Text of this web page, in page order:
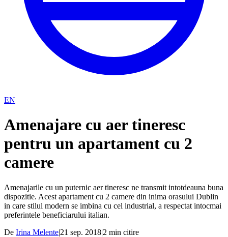
EN
Amenajare cu aer tineresc
pentru un apartament cu 2
camere
Amenajarile cu un puternic aer tineresc ne transmit intotdeauna buna
dispozitie. Acest apartament cu 2 camere din inima orasului Dublin
in care stilul modern se imbina cu cel industrial, a respectat intocmai
preferintele beneficiarului italian.
De Irina Melente|21 sep. 2018|2 min citire